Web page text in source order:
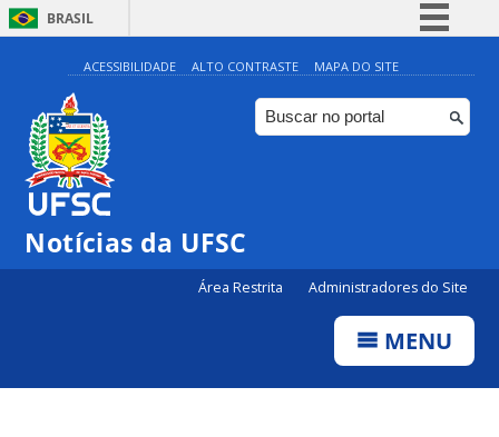
BRASIL
Simplifique!
Comunica BR
Participe
ACESSIBILIDADE ALTO CONTRASTE MAPA DO SITE
Notícias da UFSC
Área Restrita Administradores do Site
MENU